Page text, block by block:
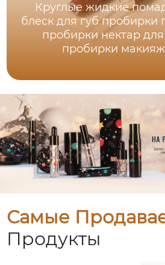
Круглые жидкие
блеск для губ пробирки
пробирки нектар
пробирки
Самые
Продукты